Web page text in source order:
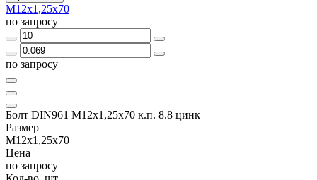
М12х1,25х70
по запросу
по запросу
Болт DIN961 М12х1,25х70 к.п. 8.8 цинк
Размер
М12х1,25х70
Цена
по запросу